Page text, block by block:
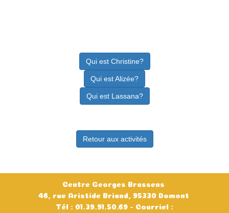
Qui est Christine?
Qui est Alizée?
Qui est Lassana?
Retour aux activités
Centre Georges Brassens
46, rue Aristide Briand, 95330 Domont
Tél : 01.39.91.50.69 - Courriel :